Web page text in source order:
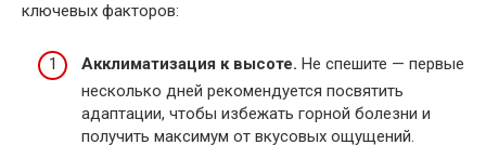
ключевых факторов:
Акклиматизация к высоте. Не спешите — первые
несколько дней рекомендуется посвятить
адаптации, чтобы избежать горной болезни и
получить максимум от вкусовых ощущений.